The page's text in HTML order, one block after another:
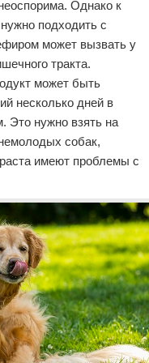
Однако к
подходить с
может вызвать у
тракта.
может быть
несколько дней в
Это нужно взять на
собак,
имеют проблемы с